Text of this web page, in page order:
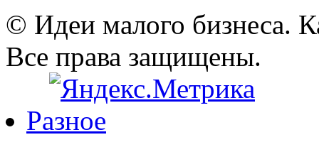
© Идеи малого бизнеса.
Все права защищены.
Разное